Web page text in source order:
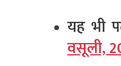
यह भी
वसूली,